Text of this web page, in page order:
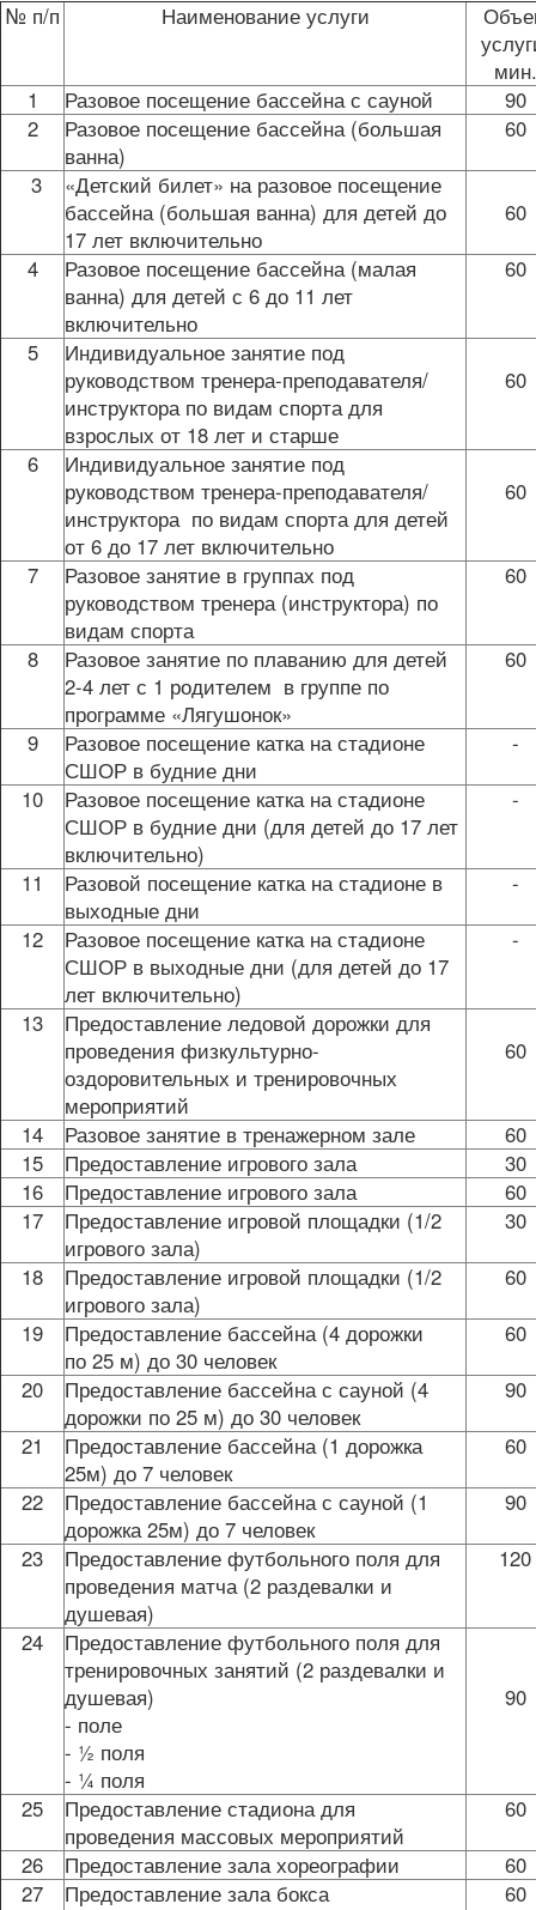
№ п/п Наименование услуги
мин.
1
Разовое посещение бассейна с сауной
90
2
Разовое посещение бассейна (большая
ванна)
60
3
«Детский билет» на разовое посещение
бассейна (большая ванна) для детей до
17 лет включительно
60
4
Разовое посещение бассейна (малая
ванна) для детей с 6 до 11 лет
включительно
60
5
Индивидуальное занятие под
руководством тренера-преподавателя/
инструктора по видам спорта для
взрослых от 18 лет и старше
60
6
Индивидуальное занятие под
руководством тренера-преподавателя/
инструктора по видам спорта для детей
от 6 до 17 лет включительно
60
7
Разовое занятие в группах под
руководством тренера (инструктора) по
видам спорта
60
8
Разовое занятие по плаванию для детей
2-4 лет с 1 родителем в группе по
программе «Лягушонок»
60
9
Разовое посещение катка на стадионе
СШОР в будние дни
-
10
Разовое посещение катка на стадионе
СШОР в будние дни (для детей до 17 лет
включительно)
-
11
Разовой посещение катка на стадионе в
выходные дни
-
12
Разовое посещение катка на стадионе
СШОР в выходные дни (для детей до 17
лет включительно)
-
13
Предоставление ледовой дорожки для
проведения физкультурно-
оздоровительных и тренировочных
мероприятий
60
14 Разовое занятие в тренажерном зале
60
15
Предоставление игрового зала
30
16
Предоставление игрового зала
60
17
Предоставление игровой площадки (1/2
игрового зала)
30
18
Предоставление игровой площадки (1/2
игрового зала)
60
19
Предоставление бассейна (4 дорожки
по 25 м) до 30 человек
60
20
Предоставление бассейна с сауной (4
дорожки по 25 м) до 30 человек
90
21
Предоставление бассейна (1 дорожка
25м) до 7 человек
60
22
Предоставление бассейна с сауной (1
дорожка 25м) до 7 человек
90
23
Предоставление футбольного поля для
проведения матча (2 раздевалки и
душевая)
120
24
Предоставление футбольного поля для
тренировочных занятий (2 раздевалки и
душевая)
- поле
- ½ поля
- ¼ поля
90
25
Предоставление стадиона для
проведения массовых мероприятий
60
26
Предоставление зала хореографии
60
27
Предоставление зала бокса
60